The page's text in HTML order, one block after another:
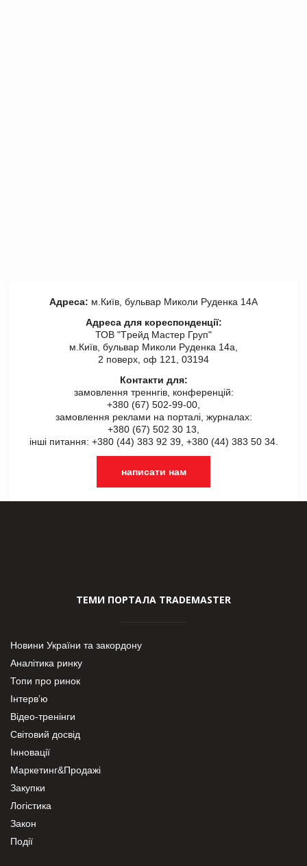
Адреса: м.Київ, бульвар Миколи Руденка 14А
Адреса для кореспонденції:
ТОВ "Tрейд Мастер Груп"
м.Київ, бульвар Миколи Руденка 14а,
2 поверх, оф 121, 03194
Контакти для:
замовлення треннгів, конференцій:
+380 (67) 502-99-00,
замовлення реклами на порталі, журналах:
+380 (67) 502 30 13,
інші питання: +380 (44) 383 92 39, +380 (44) 383 50 34.
написати нам
ТЕМИ ПОРТАЛА TRADEMASTER
Новини України та закордону
Аналітика ринку
Топи про ринок
Інтерв’ю
Відео-тренінги
Світовий досвід
Інновації
Маркетинг&Продажі
Закупки
Логістика
Закон
Події